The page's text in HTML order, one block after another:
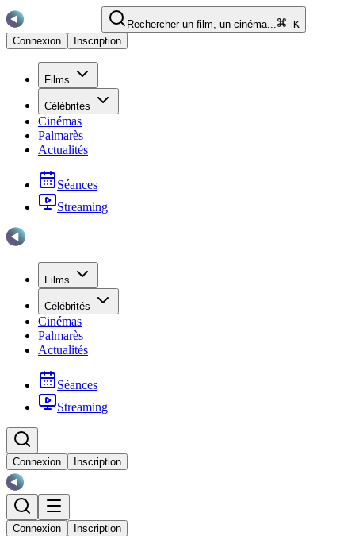
Rechercher un film, un cinéma...
K
Connexion
Inscription
Films
Célébrités
Cinémas
Palmarès
Actualités
Séances
Streaming
Films
Célébrités
Cinémas
Palmarès
Actualités
Séances
Streaming
Connexion Inscription
Connexion Inscription